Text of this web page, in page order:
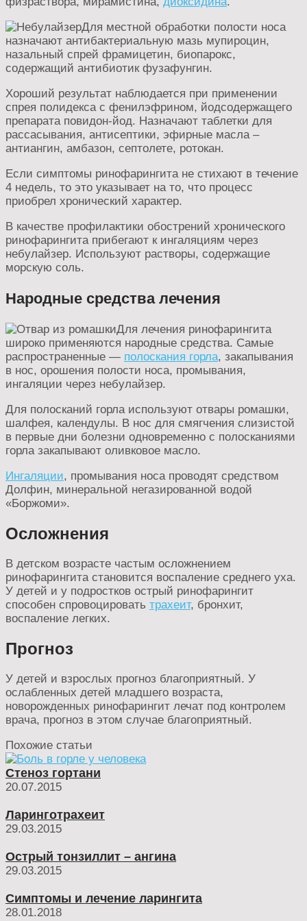
Для местной обработки полости носа
назначают антибактериальную мазь мупироцин,
назальный спрей фрамицетин, биопарокс,
содержащий антибиотик фузафунгин.
Хороший результат наблюдается при применении
спрея полидекса с фенилэфрином, йодсодержащего
препарата повидон-йод. Назначают таблетки для
рассасывания, антисептики, эфирные масла –
антиангин, амбазон, септолете, ротокан.
Если симптомы ринофарингита не стихают в течение
4 недель, то это указывает на то, что процесс
приобрел хронический характер.
В качестве профилактики обострений хронического
ринофарингита прибегают к ингаляциям через
небулайзер. Используют растворы, содержащие
морскую соль.
Народные средства лечения
Для лечения ринофарингита
широко применяются народные средства. Самые
распространенные — полоскания горла, закапывания
в нос, орошения полости носа, промывания,
ингаляции через небулайзер.
Для полосканий горла используют отвары ромашки,
шалфея, календулы. В нос для смягчения слизистой
в первые дни болезни одновременно с полосканиями
горла закапывают оливковое масло.
Ингаляции, промывания носа проводят средством
Долфин, минеральной негазированной водой
«Боржоми».
Осложнения
В детском возрасте частым осложнением
ринофарингита становится воспаление среднего уха.
У детей и у подростков острый ринофарингит
способен спровоцировать трахеит, бронхит,
воспаление легких.
Прогноз
У детей и взрослых прогноз благоприятный. У
ослабленных детей младшего возраста,
новорожденных ринофарингит лечат под контролем
врача, прогноз в этом случае благоприятный.
Похожие статьи
Стеноз гортани
20.07.2015
Ларинготрахеит
29.03.2015
Острый тонзиллит – ангина
29.03.2015
Симптомы и лечение ларингита
28.01.2018